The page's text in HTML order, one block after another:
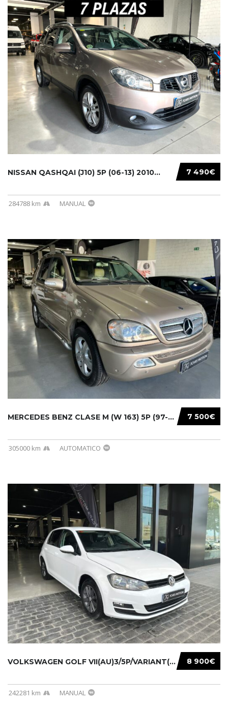
7 490€
NISSAN QASHQAI (J10) 5P (06-13) 2010...
284788 km MANUAL
7 500€
MERCEDES BENZ CLASE M (W 163) 5P (97-05) 200...
305000 km AUTOMATICO
8 900€
VOLKSWAGEN GOLF VII(AU)3/5P/VARIANT(12-16 20...
242281 km MANUAL